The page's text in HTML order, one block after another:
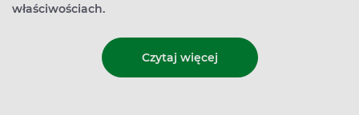
właściwościach.
Czytaj więcej